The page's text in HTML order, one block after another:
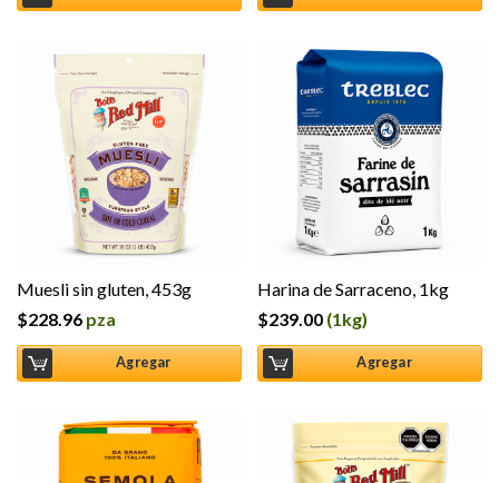
Muesli sin gluten, 453g
$228.96 pza
Agregar
Harina de Sarraceno, 1kg
$239.00 (1kg)
Agregar